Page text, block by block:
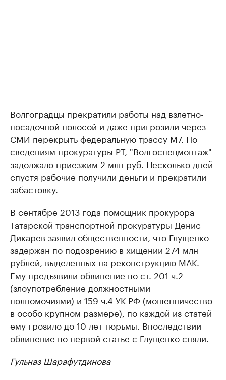
Волгоградцы прекратили работы над взлетно-
посадочной полосой и даже пригрозили через
СМИ перекрыть федеральную трассу М7. По
сведениям прокуратуры РТ, "Волгоспецмонтаж"
задолжало приезжим 2 млн руб. Несколько дней
спустя рабочие получили деньги и прекратили
забастовку.
В сентябре 2013 года помощник прокурора
Татарской транспортной прокуратуры Денис
Дикарев заявил общественности, что Глущенко
задержан по подозрению в хищении 274 млн
рублей, выделенных на реконструкцию МАК.
Ему предъявили обвинение по ст. 201 ч.2
(злоупотребление должностными
полномочиями) и 159 ч.4 УК РФ (мошенничество
в особо крупном размере), по каждой из статей
ему грозило до 10 лет тюрьмы. Впоследствии
обвинение по первой статье с Глущенко сняли.
Гульназ Шарафутдинова